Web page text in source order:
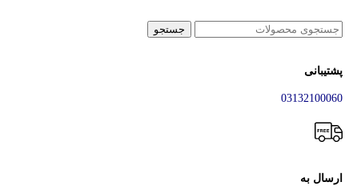
جستجو
پشتیبانی
03132100060
ارسال به